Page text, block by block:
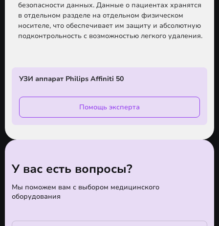
безопасности данных. Данные о пациентах хранятся
в отдельном разделе на отдельном физическом
носителе, что обеспечивает им защиту и абсолютную
подконтрольность с возможностью легкого удаления.
УЗИ аппарат Philips Affiniti 50
Помощь эксперта
У вас есть вопросы?
Мы поможем вам с выбором медицинского
оборудования